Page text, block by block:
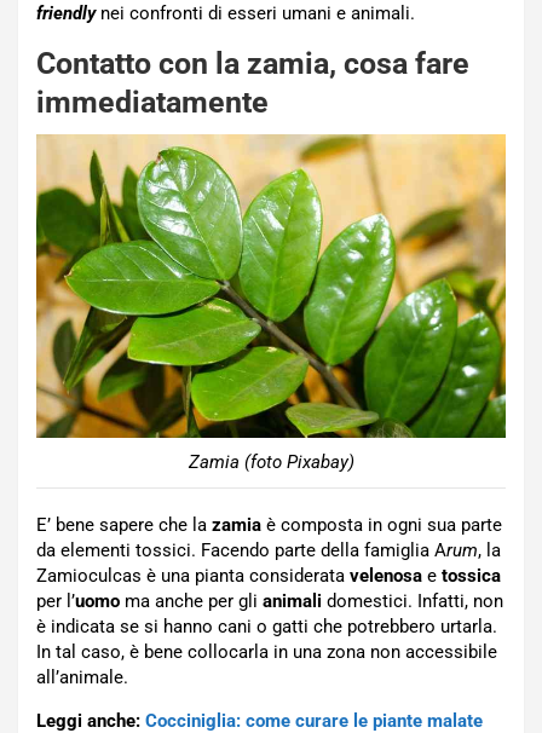
friendly nei confronti di esseri umani e animali.
Contatto con la zamia, cosa fare
immediatamente
Zamia (foto Pixabay)
E’ bene sapere che la zamia è composta in ogni sua parte
da elementi tossici. Facendo parte della famiglia Arum, la
Zamioculcas è una pianta considerata velenosa e tossica
per l’uomo ma anche per gli animali domestici. Infatti, non
è indicata se si hanno cani o gatti che potrebbero urtarla.
In tal caso, è bene collocarla in una zona non accessibile
all’animale.
Leggi anche: Cocciniglia: come curare le piante malate